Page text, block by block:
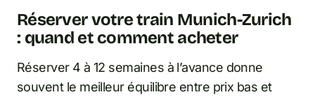
Réserver votre train Munich-Zurich
: quand et comment acheter
Réserver 4 à 12 semaines à l’avance donne
souvent le meilleur équilibre entre prix bas et